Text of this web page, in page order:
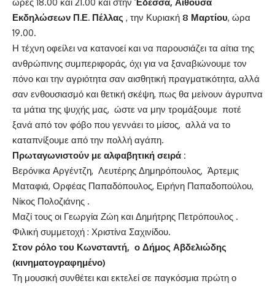
Εκδηλώσεων Π.Ε. Πέλλας , την Κυριακή 8 Μαρτίου, ώρα
19.00.
Η τέχνη οφείλει να κατανοεί και να παρουσιάζει τα αίτια της
ανθρώπινης συμπεριφοράς, όχι για να ξαναβιώνουμε τον
πόνο και την αγριότητα σαν αισθητική πραγματικότητα, αλλά
σαν ενθουσιασμό και θετική σκέψη, πως θα μείνουν άγρυπνα
τα μάτια της ψυχής μας, ώστε να μην τρομάξουμε ποτέ
ξανά από τον φόβο που γεννάει το μίσος, αλλά να το
καταπνίξουμε από την πολλή αγάπη.
Πρωταγωνιστούν με αλφαβητική σειρά :
Βερόνικα Αργέντζη, Λευτέρης Δημηρόπουλος, Άρτεμις
Ματαφιά, Ορφέας Παπαδόπουλος, Ειρήνη Παπαδοπούλου,
Νίκος Πολοζιάνης .
Μαζί τους οι Γεωργία Ζώη και Δημήτρης Πετρόπουλος .
Φιλική συμμετοχή : Χριστίνα Σαχινίδου.
Στον ρόλο του Κωνσταντή, ο Δήμος Αβδελιώδης
(κινηματογραφημένο)
Τη μουσική συνθέτει και εκτελεί σε παγκόσμια πρώτη ο